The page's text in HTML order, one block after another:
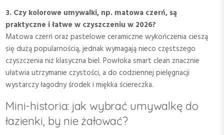
3. Czy kolorowe umywalki, np. matowa czerń, są
praktyczne i łatwe w czyszczeniu w 2026?
Matowa czerń oraz pastelowe ceramiczne wykończenia cieszą
się dużą popularnością, jednak wymagają nieco częstszego
czyszczenia niż klasyczna biel. Powłoka smart clean znacznie
ułatwia utrzymanie czystości, a do codziennej pielęgnacji
wystarczy łagodny środek i miękka ściereczka.
Mini-historia: jak wybrać umywalkę do
łazienki, by nie żałować?